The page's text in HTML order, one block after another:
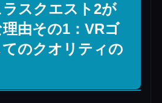
ラスクエスト2が
由その1：VRゴ
のクオリティの